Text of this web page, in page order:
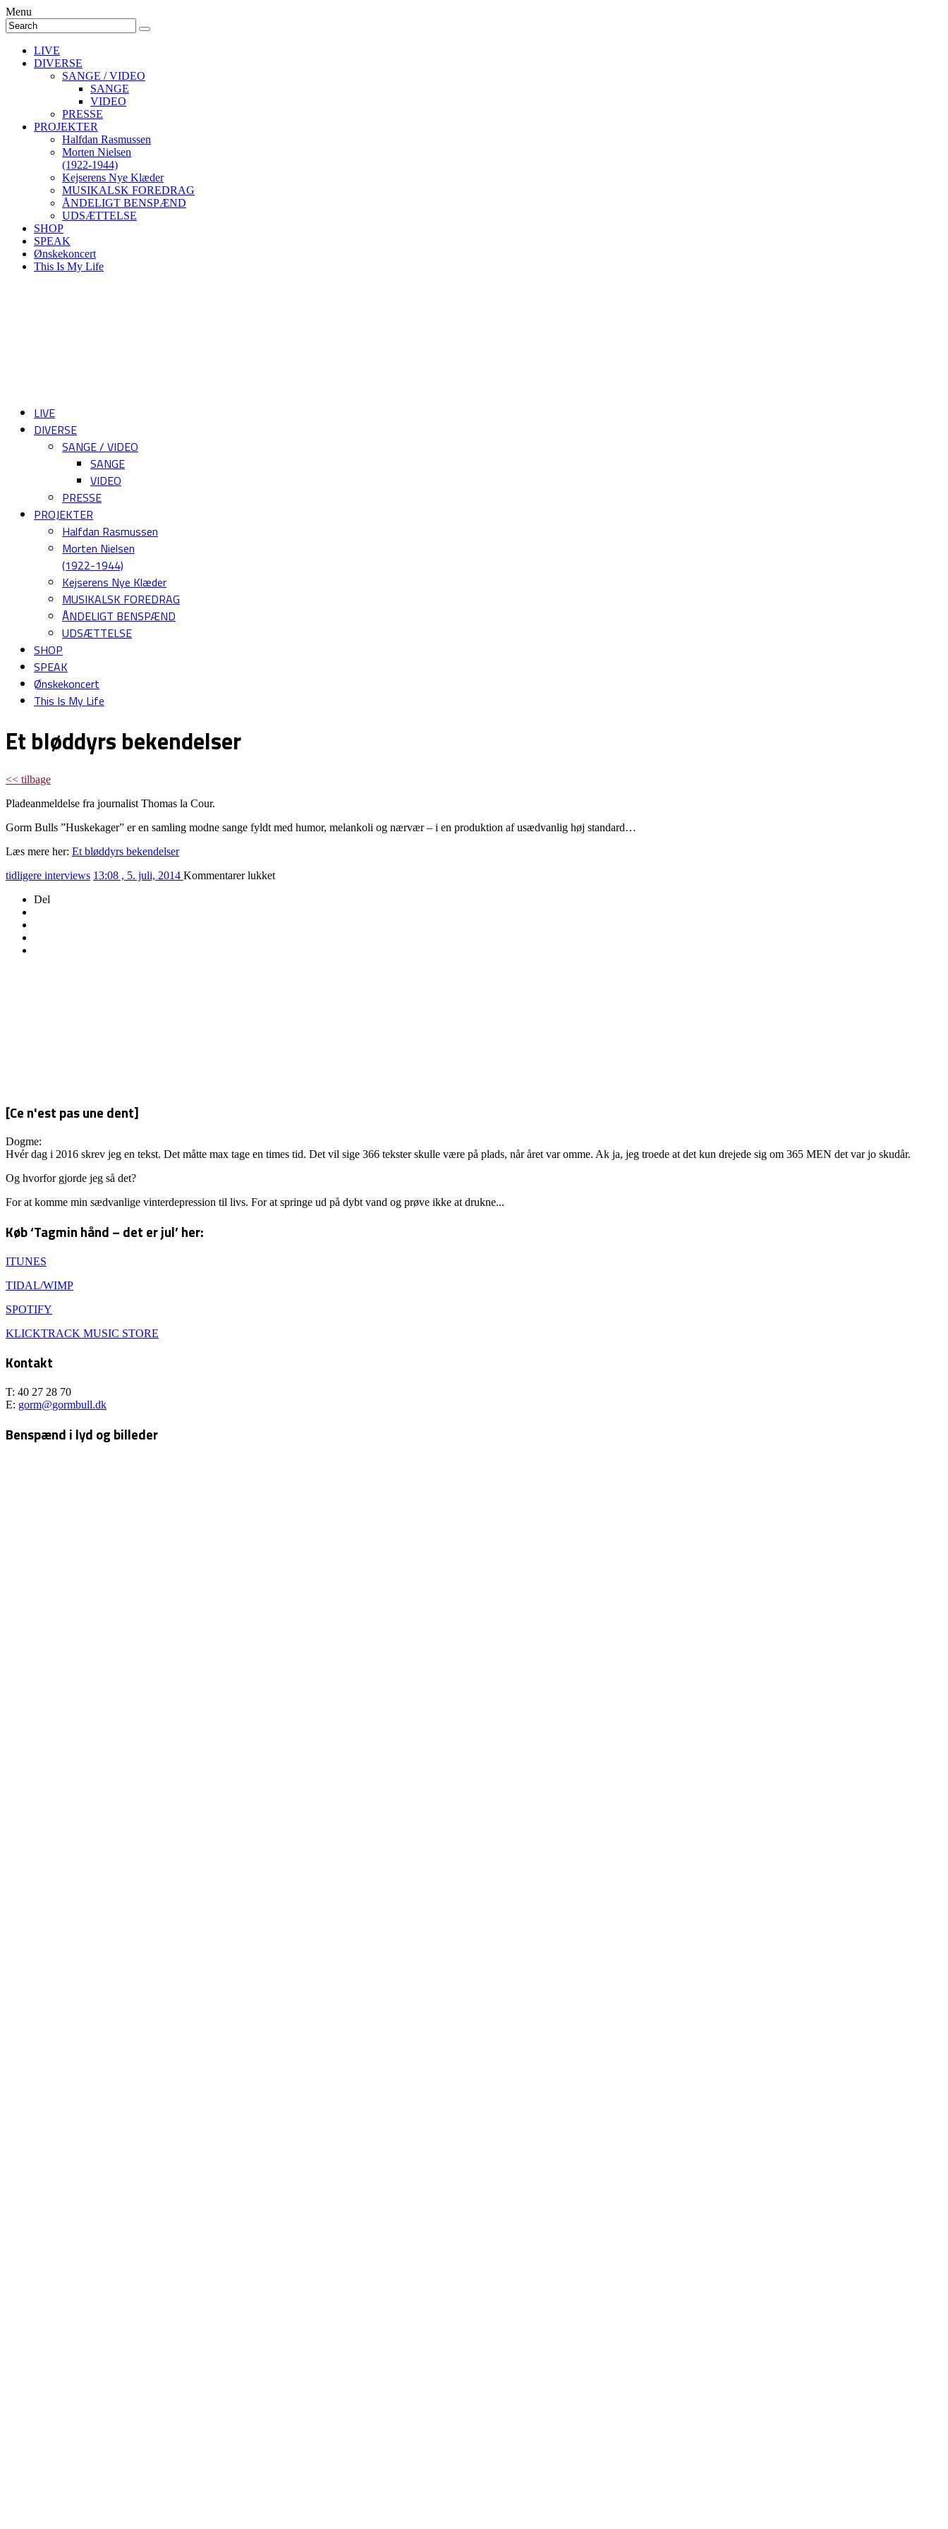
Menu
LIVE
DIVERSE
SANGE / VIDEO
SANGE
VIDEO
PRESSE
PROJEKTER
Halfdan Rasmussen
Morten Nielsen
(1922-1944)
Kejserens Nye Klæder
MUSIKALSK FOREDRAG
ÅNDELIGT BENSPÆND
UDSÆTTELSE
SHOP
SPEAK
Ønskekoncert
This Is My Life
LIVE
DIVERSE
SANGE / VIDEO
SANGE
VIDEO
PRESSE
PROJEKTER
Halfdan Rasmussen
Morten Nielsen
(1922-1944)
Kejserens Nye Klæder
MUSIKALSK FOREDRAG
ÅNDELIGT BENSPÆND
UDSÆTTELSE
SHOP
SPEAK
Ønskekoncert
This Is My Life
Et bløddyrs bekendelser
<< tilbage
Pladeanmeldelse fra journalist Thomas la Cour.
Gorm Bulls ”Huskekager” er en samling modne sange fyldt med humor, melankoli og nærvær – i en produktion af usædvanlig høj standard…
Læs mere her: Et bløddyrs bekendelser
tidligere interviews 13:08 , 5. juli, 2014 Kommentarer lukkettil
Del
[Ce n'est pas une dent]
Dogme:
Hvér dag i 2016 skrev jeg en tekst. Det måtte max tage en times tid. Det vil sige 366 tekster skulle være på plads, når året var omme. Ak ja, jeg troede at det kun drejede sig om 365 MEN det var jo skudår.
Og hvorfor gjorde jeg så det?
For at komme min sædvanlige vinterdepression til livs. For at springe ud på dybt vand og prøve ikke at drukne...
Køb ‘Tagmin hånd – det er jul’ her:
ITUNES
TIDAL/WIMP
SPOTIFY
KLICKTRACK MUSIC STORE
Kontakt
T: 40 27 28 70
E: gorm@gormbull.dk
Benspænd i lyd og billeder